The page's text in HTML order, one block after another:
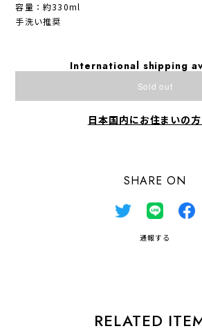
容量：約330ml
手洗い推奨
International shipping
Sold out
日本国内にお住まいの
SHARE ON
通報する
RELATED